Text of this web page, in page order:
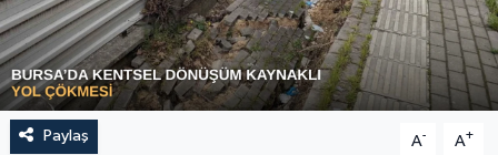
Paylaş A- A+
Spor
Türkiye